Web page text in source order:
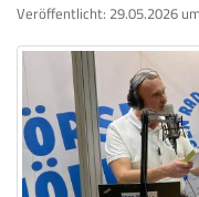
Veröffentlicht: 29.05.2026